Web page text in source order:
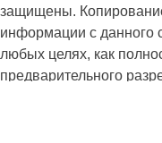
защищены.
информации с данного
любых целях, как
предварительного